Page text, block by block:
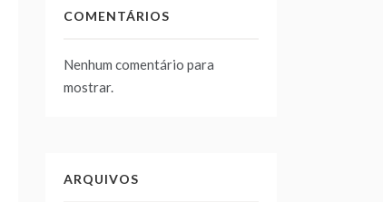
COMENTÁRIOS
Nenhum comentário para
mostrar.
ARQUIVOS